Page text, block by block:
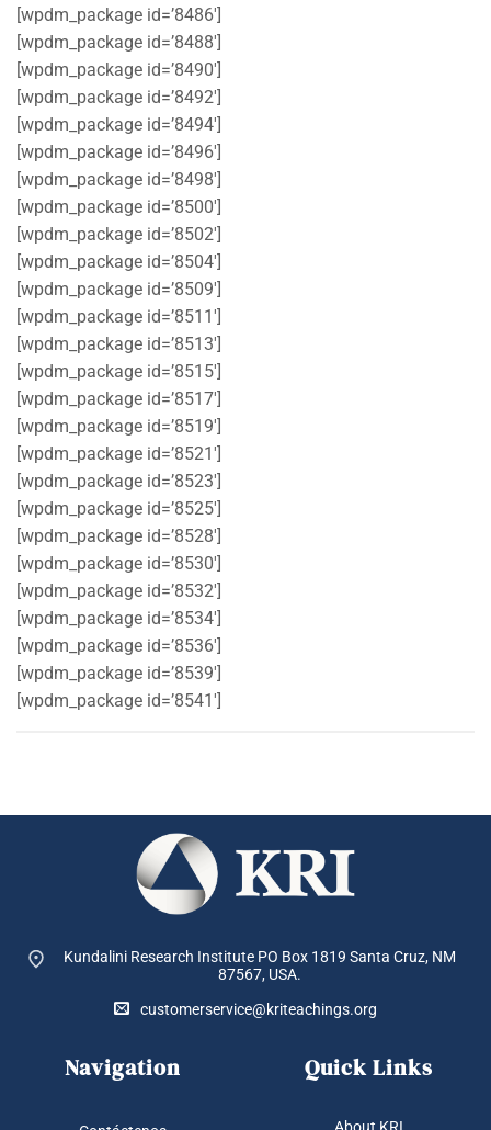
[wpdm_package id=’8486′]
[wpdm_package id=’8488′]
[wpdm_package id=’8490′]
[wpdm_package id=’8492′]
[wpdm_package id=’8494′]
[wpdm_package id=’8496′]
[wpdm_package id=’8498′]
[wpdm_package id=’8500′]
[wpdm_package id=’8502′]
[wpdm_package id=’8504′]
[wpdm_package id=’8509′]
[wpdm_package id=’8511′]
[wpdm_package id=’8513′]
[wpdm_package id=’8515′]
[wpdm_package id=’8517′]
[wpdm_package id=’8519′]
[wpdm_package id=’8521′]
[wpdm_package id=’8523′]
[wpdm_package id=’8525′]
[wpdm_package id=’8528′]
[wpdm_package id=’8530′]
[wpdm_package id=’8532′]
[wpdm_package id=’8534′]
[wpdm_package id=’8536′]
[wpdm_package id=’8539′]
[wpdm_package id=’8541′]
Kundalini Research Institute PO Box 1819 Santa Cruz, NM
87567, USA.
customerservice@kriteachings.org
Navigation Quick Links